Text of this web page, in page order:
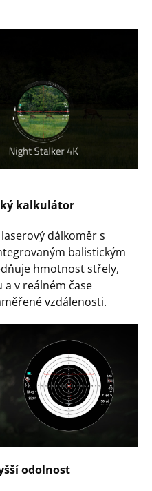
kalkulátor
dálkoměr s
balistickým
hmotnost střely,
v reálném čase
vzdálenosti.
odolnost